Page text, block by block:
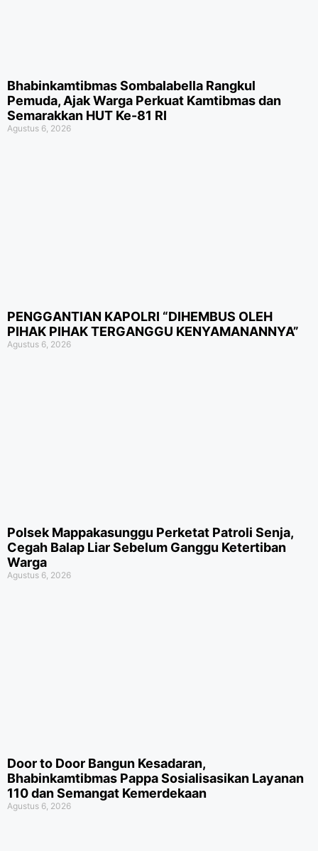
Bhabinkamtibmas Sombalabella Rangkul
Pemuda, Ajak Warga Perkuat Kamtibmas dan
Semarakkan HUT Ke-81 RI
Agustus 6, 2026
PENGGANTIAN KAPOLRI “DIHEMBUS OLEH
PIHAK PIHAK TERGANGGU KENYAMANANNYA”
Agustus 6, 2026
Polsek Mappakasunggu Perketat Patroli Senja,
Cegah Balap Liar Sebelum Ganggu Ketertiban
Warga
Agustus 6, 2026
Door to Door Bangun Kesadaran,
Bhabinkamtibmas Pappa Sosialisasikan Layanan
110 dan Semangat Kemerdekaan
Agustus 6, 2026